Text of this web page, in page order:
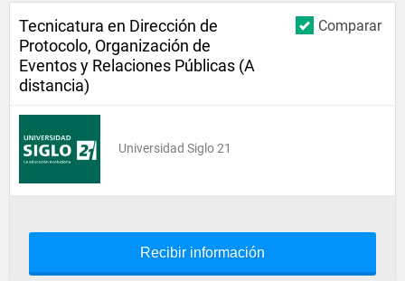
Comparar
Tecnicatura en Dirección de
Protocolo, Organización de
Eventos y Relaciones Públicas (A
distancia)
Universidad Siglo 21
Recibir información